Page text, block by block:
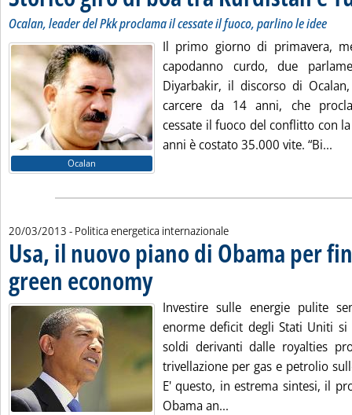
Ocalan, leader del Pkk proclama il cessate il fuoco, parlino le idee
Ocalan
Il primo giorno di primavera,
capodanno curdo, due
Diyarbakir, il discorso di
carcere da 14 anni, che
cessate il fuoco del conflitto con
anni è costato 35.000 vite. “Bi...
20/03/2013 - Politica energetica internazionale
Usa, il nuovo piano di Obama per
green economy. Pubblicata mercoledì 20 marzo 2013 alle 15.3.
Investire sulle energie pulite
enorme deficit degli Stati Uniti
soldi derivanti dalle royalties
trivellazione per gas e petrolio
E' questo, in estrema sintesi, il
Obama an...